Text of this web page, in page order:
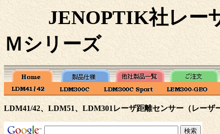
JENOPTIK社レー
Ｍシリーズ
LDM41/42、LDM51、LDM301 レーザ距離センサー（レーザ